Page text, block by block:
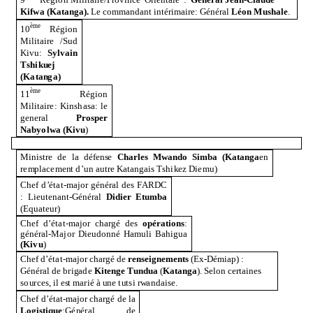
Kifwa (Katanga). Le commandant intérimaire: GénéralLéonMushale.
10ème Région
Militaire/Sud
Kivu: Sylvain
Tshikuej
(Katanga)
11ème Région
Militaire: Kinshasa: le
generalProsper
Nabyolwa (Kivu)
Ministrede la défense Charles Mwando Simba(Katangaen
remplacementd’un autre KatangaisTshikez Diemu)
Chefd ’état-major généraldesFARDC
: Lieutenant-Général DidierEtumba
(Equateur)
Chefd’état-major chargé des opérations:
général-Major Dieudonné Hamuli Bahigua
(Kivu)
Chefd’état-major chargé de renseignements (Ex-Démiap) :
Généraldebrigade Kitenge Tundua (Katanga). Selon certaines
sources, il estmarié à unetutsi rwandaise.
Chef d’état-major chargé de la
Logistique:Général de